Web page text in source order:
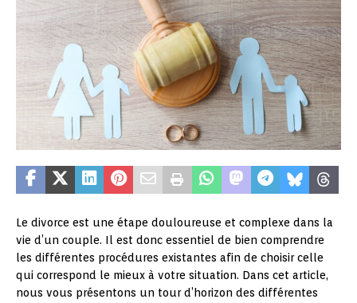
Le divorce est une étape douloureuse et complexe dans la
vie d’un couple. Il est donc essentiel de bien comprendre
les différentes procédures existantes afin de choisir celle
qui correspond le mieux à votre situation. Dans cet article,
nous vous présentons un tour d’horizon des différentes